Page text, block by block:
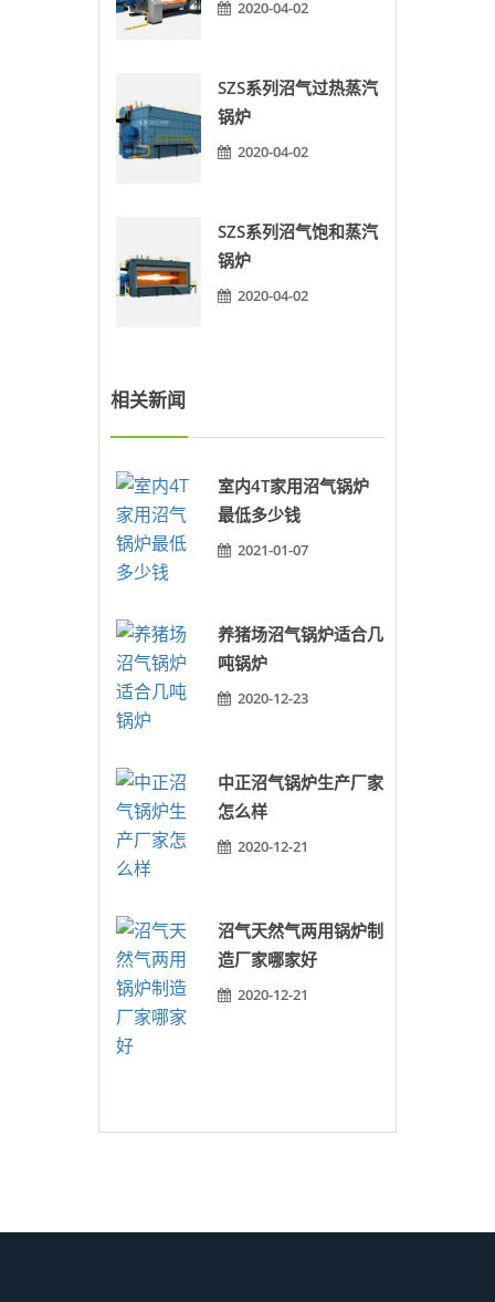
2020-04-02
SZS系列沼气过热蒸汽
锅炉
2020-04-02
SZS系列沼气饱和蒸汽
锅炉
2020-04-02
相关新闻
室内4T家用沼气锅炉
最低多少钱
2021-01-07
养猪场沼气锅炉适合几
吨锅炉
2020-12-23
中正沼气锅炉生产厂家
怎么样
2020-12-21
沼气天然气两用锅炉制
造厂家哪家好
2020-12-21